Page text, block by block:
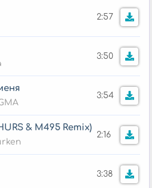
2:57
3:50
3:54
& M495 Remix)
2:16
3:38